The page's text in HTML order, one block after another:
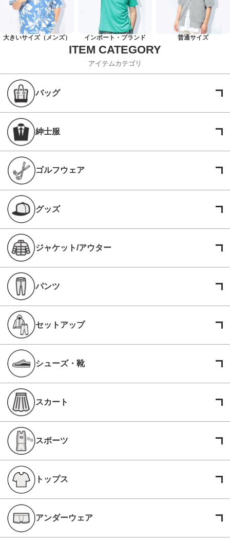
大きいサイズ（メンズ） インポート・ブランド 普通サイズ
アイテムカテゴリ
バッグ
紳士服
ゴルフウェア
グッズ
ジャケット/アウター
パンツ
セットアップ
シューズ・靴
スカート
スポーツ
トップス
アンダーウェア